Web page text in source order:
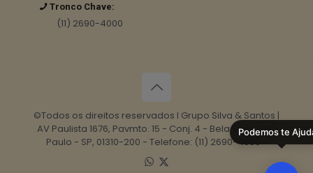
Tronco Chave:
(11) 2690-4000
©Todos os direitos reservados I Grupo Silva & Santos |
AV Paulista 1676, Pavmto. 15 - Conj. 4 - Bela Vista, São
Paulo - SP, 01310-200 - Telefone: (11) 2690-4000 -
Podemos te